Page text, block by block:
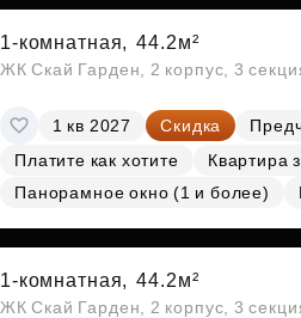
1-комнатная, 44.2м²
ЖК Скай Гарден, 2 корпус, 3
1 кв 2027 Скидка
Платите как хотите
Квартира
Панорамное окно (1 и более)
1-комнатная, 44.2м²
ЖК Скай Гарден, 2 корпус, 3